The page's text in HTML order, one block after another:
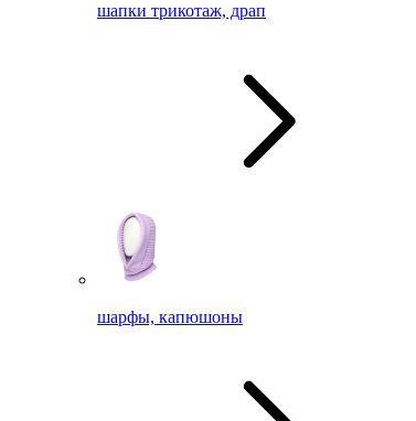
шапки трикотаж, драп
шарфы, капюшоны